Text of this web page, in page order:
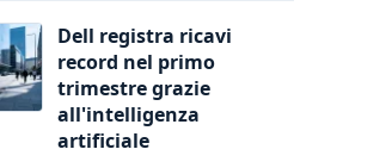
Dell registra ricavi
record nel primo
trimestre grazie
all'intelligenza
artificiale